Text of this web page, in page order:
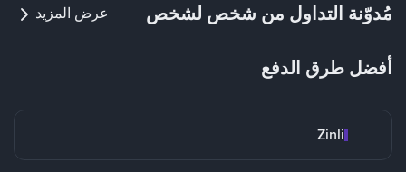
مُدوّنة التداول من شخص لشخص عرض المزيد
أفضل طرق الدفع
Zinli